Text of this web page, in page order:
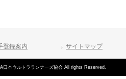
登録案内 サイトマップ
本ウルトラランナーズ協会 All rights Reserved.